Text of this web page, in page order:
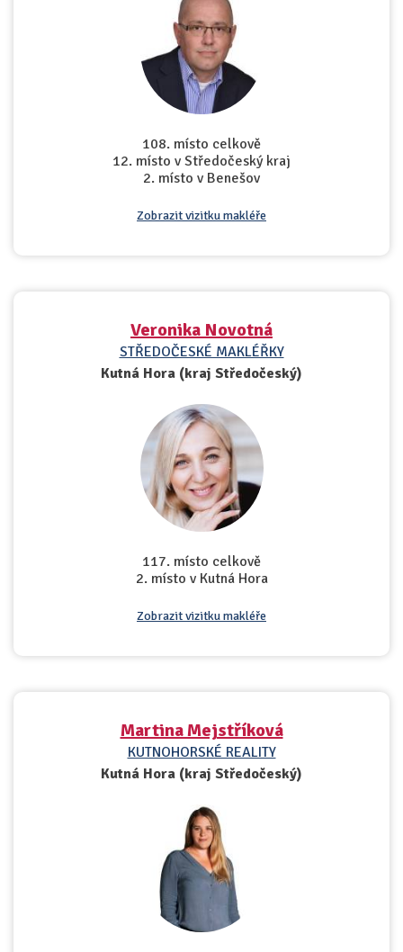
108. místo celkově
12. místo v Středočeský kraj
2. místo v Benešov
Zobrazit vizitku makléře
Veronika Novotná
STŘEDOČESKÉ MAKLÉŘKY
Kutná Hora (kraj Středočeský)
117. místo celkově
2. místo v Kutná Hora
Zobrazit vizitku makléře
Martina Mejstříková
KUTNOHORSKÉ REALITY
Kutná Hora (kraj Středočeský)